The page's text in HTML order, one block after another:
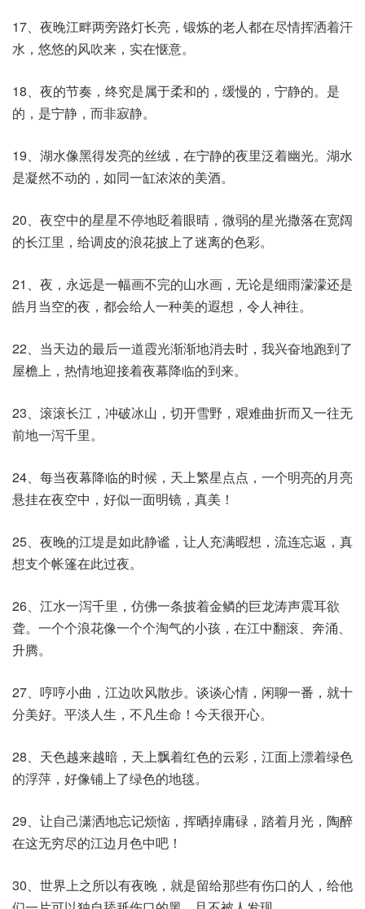
17、夜晚江畔两旁路灯长亮，锻炼的老人都在尽情挥洒着汗
水，悠悠的风吹来，实在惬意。
18、夜的节奏，终究是属于柔和的，缓慢的，宁静的。是
的，是宁静，而非寂静。
19、湖水像黑得发亮的丝绒，在宁静的夜里泛着幽光。湖水
是凝然不动的，如同一缸浓浓的美酒。
20、夜空中的星星不停地眨着眼晴，微弱的星光撒落在宽阔
的长江里，给调皮的浪花披上了迷离的色彩。
21、夜，永远是一幅画不完的山水画，无论是细雨濛濛还是
皓月当空的夜，都会给人一种美的遐想，令人神往。
22、当天边的最后一道霞光渐渐地消去时，我兴奋地跑到了
屋檐上，热情地迎接着夜幕降临的到来。
23、滚滚长江，冲破冰山，切开雪野，艰难曲折而又一往无
前地一泻千里。
24、每当夜幕降临的时候，天上繁星点点，一个明亮的月亮
悬挂在夜空中，好似一面明镜，真美！
25、夜晚的江堤是如此静谧，让人充满暇想，流连忘返，真
想支个帐篷在此过夜。
26、江水一泻千里，仿佛一条披着金鳞的巨龙涛声震耳欲
聋。一个个浪花像一个个淘气的小孩，在江中翻滚、奔涌、
升腾。
27、哼哼小曲，江边吹风散步。谈谈心情，闲聊一番，就十
分美好。平淡人生，不凡生命！今天很开心。
28、天色越来越暗，天上飘着红色的云彩，江面上漂着绿色
的浮萍，好像铺上了绿色的地毯。
29、让自己潇洒地忘记烦恼，挥晒掉庸碌，踏着月光，陶醉
在这无穷尽的江边月色中吧！
30、世界上之所以有夜晚，就是留给那些有伤口的人，给他